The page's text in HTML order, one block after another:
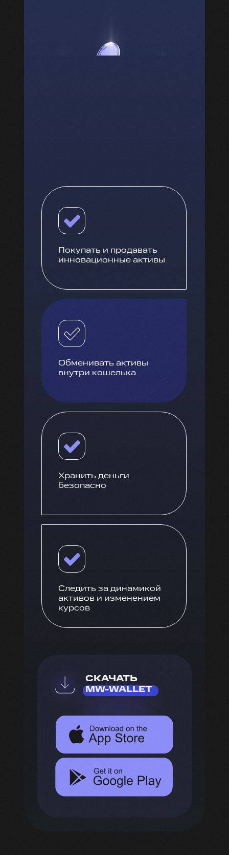
Покупать и продавать
инновационные активы
Обменивать активы
внутри кошелька
Хранить деньги
безопасно
СКАЧАТЬ
MW-WALLET
Следить за динамикой
активов и изменением
курсов